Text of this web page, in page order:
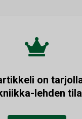
on
lehden